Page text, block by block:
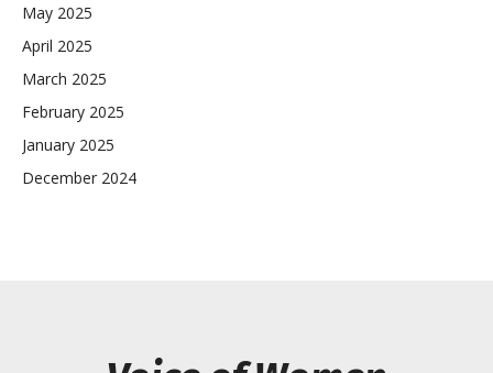
May 2025
April 2025
March 2025
February 2025
January 2025
December 2024